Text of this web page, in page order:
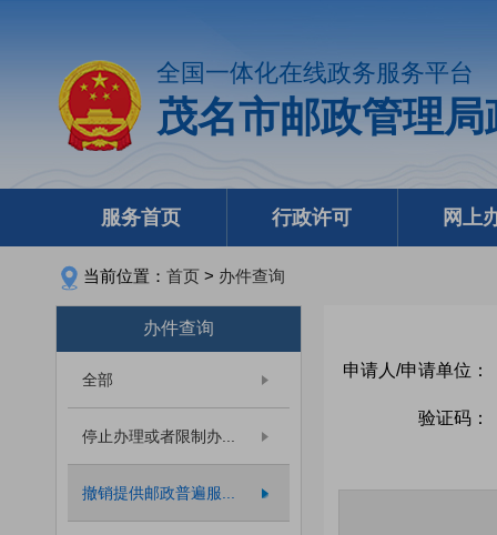
全国一体化在线政务服务平台
茂名市邮政管理
服务首页 行政许可 网上
当前位置： 首页 > 办件查询
办件查询
全部
停止办理或者限制办...
撤销提供邮政普遍服...
申请人/申请单位：
验证码：